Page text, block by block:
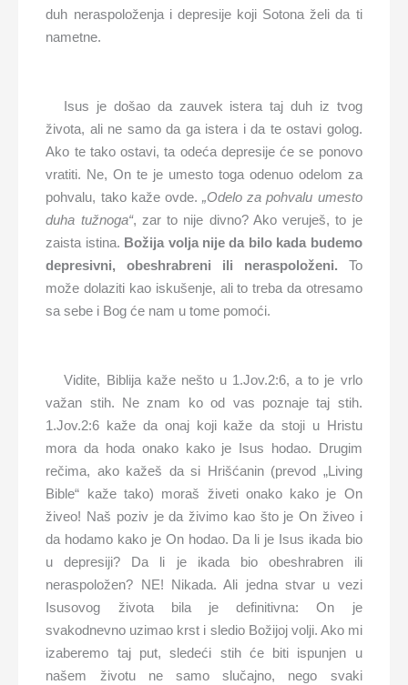
duh neraspoloženja i depresije koji Sotona želi da ti
nametne.
Isus je došao da zauvek istera taj duh iz tvog
života, ali ne samo da ga istera i da te ostavi golog.
Ako te tako ostavi, ta odeća depresije će se ponovo
vratiti. Ne, On te je umesto toga odenuo odelom za
pohvalu, tako kaže ovde.„Odelo za pohvalu umesto
duha tužnoga“, zar to nije divno? Ako veruješ, to je
zaista istina. Božija volja nije da bilo kada budemo
depresivni, obeshrabreni ili neraspoloženi. To
može dolaziti kao iskušenje, ali to treba da otresamo
sa sebe i Bog će nam u tome pomoći.
Vidite, Biblija kaže nešto u 1.Jov.2:6, a to je vrlo
važan stih. Ne znam ko od vas poznaje taj stih.
1.Jov.2:6 kaže da onaj koji kaže da stoji u Hristu
mora da hoda onako kako je Isus hodao. Drugim
rečima, ako kažeš da si Hrišćanin (prevod „Living
Bible“ kaže tako) moraš živeti onako kako je On
živeo! Naš poziv je da živimo kao što je On živeo i
da hodamo kako je On hodao. Da li je Isus ikada bio
u depresiji? Da li je ikada bio obeshrabren ili
neraspoložen? NE! Nikada. Ali jedna stvar u vezi
Isusovog života bila je definitivna: On je
svakodnevno uzimao krst i sledio Božijoj volji. Ako mi
izaberemo taj put, sledeći stih će biti ispunjen u
našem životu ne samo slučajno, nego svaki